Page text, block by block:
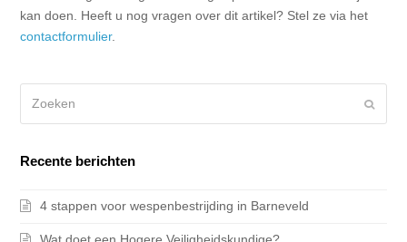
kan doen. Heeft u nog vragen over dit artikel? Stel ze via het
contactformulier.
Recente berichten
4 stappen voor wespenbestrijding in Barneveld